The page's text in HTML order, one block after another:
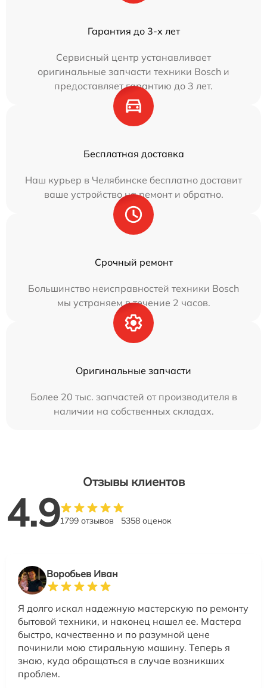
Гарантия до 3-х лет
Сервисный центр устанавливает
оригинальные запчасти техники Bosch и
предоставляет гарантию до 3 лет.
Бесплатная доставка
Наш курьер в Челябинске бесплатно доставит
ваше устройство на ремонт и обратно.
Срочный ремонт
Большинство неисправностей техники Bosch
мы устраняем в течение 2 часов.
Оригинальные запчасти
Более 20 тыс. запчастей от производителя в
наличии на собственных складах.
Отзывы клиентов
4.91799 отзывов 5358 оценок
Воробьев Иван
Я долго искал надежную мастерскую по ремонту
бытовой техники, и наконец нашел ее. Мастера
быстро, качественно и по разумной цене
починили мою стиральную машину. Теперь я
знаю, куда обращаться в случае возникших
проблем.